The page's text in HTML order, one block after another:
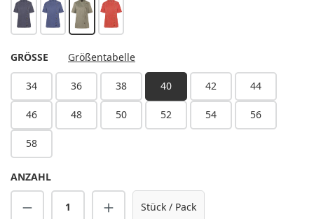
vintage black
vintage bluevintage moss green
vintage red
GRÖSSE AUSWÄHLEN
Größentabelle
34 36 38 40 42 44
46 48 50 52 54 56
58
ANZAHL
Produkt Anzahl: Gib den gewünschten
Stück / Pack